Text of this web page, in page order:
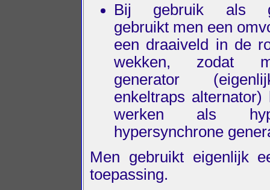
Bij gebruik als
gebruikt men een
een draaiveld in de
wekken, zodat
generator
enkeltraps alternator)
werken als
hypersynchrone
Men gebruikt eigenlijk
toepassing.